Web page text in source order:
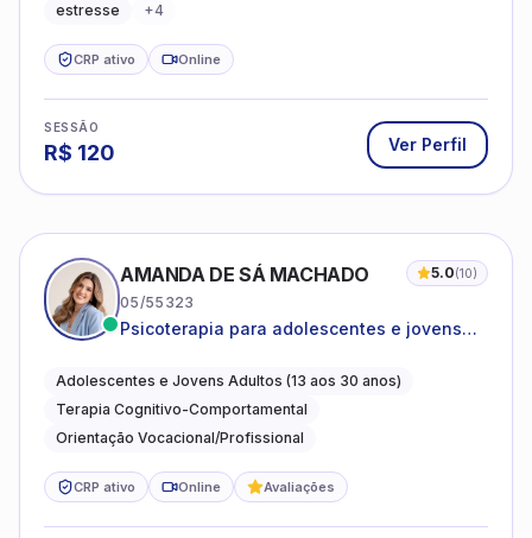
estresse
+4
CRP ativo Online
SESSÃO
R$ 120 Ver Perfil
AMANDA DE SÁ MACHADO 5.0(10)
05/55323
Psicoterapia para adolescentes e jovens
autoestima, relações e orientação
profissional
Adolescentes e Jovens Adultos (13 aos 30 anos)
Terapia Cognitivo-Comportamental
Orientação Vocacional/Profissional
CRP ativo Online Avaliações